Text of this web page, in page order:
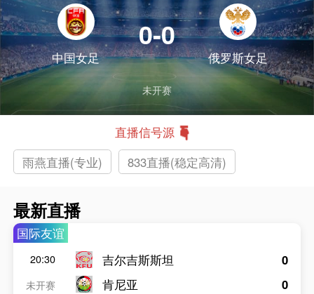
中国女足
0-0
俄罗斯女足
未开赛
直播信号源
雨燕直播(专业)
833直播(稳定高清)
最新直播
国际友谊
20:30
未开赛
吉尔吉斯斯坦
肯尼亚
0
0